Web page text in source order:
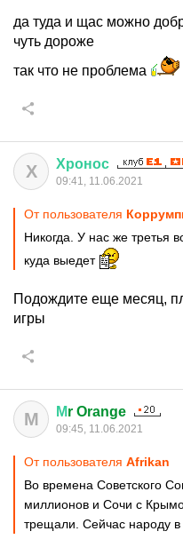
да туда и щас можно
чуть дороже
так что не проблема
Х Хронос
09:41, 11.06.2021
От пользователя
Никогда. У нас же третья
куда выедет
Подождите еще месяц,
игры
М Мr Orange
09:45, 11.06.2021
От пользователя Afrikan
Во времена Советского
миллионов и Сочи с
трещали. Сейчас народу